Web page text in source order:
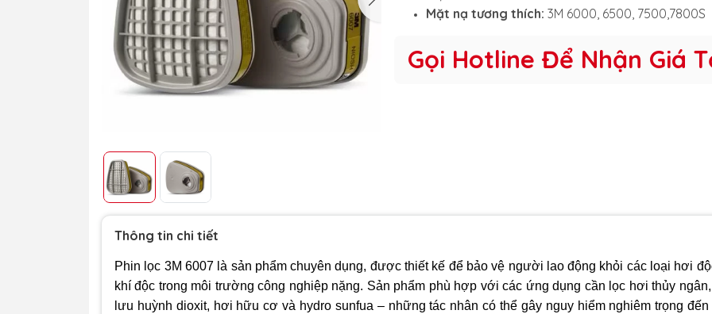
Mặt nạ tương thích: 3M 6000, 6500, 7500,7800S
Gọi Hotline Để Nhận Giá
Thông tin chi tiết
Phin lọc 3M 6007 là sản phẩm chuyên dụng, được thiết kế để bảo vệ người lao động khỏi các loại hơi
khí độc trong môi trường công nghiệp nặng. Sản phẩm phù hợp với các ứng dụng cần lọc hơi thủy
lưu huỳnh dioxit, hơi hữu cơ và hydro sunfua – những tác nhân có thể gây nguy hiểm nghiêm trọng